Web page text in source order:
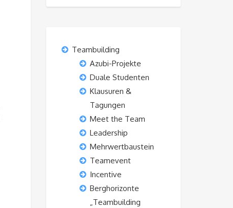
Teambuilding
Azubi-Projekte
Duale Studenten
Klausuren &
Tagungen
Meet the Team
Leadership
Mehrwertbaustein
Teamevent
Incentive
Berghorizonte
„Teambuilding